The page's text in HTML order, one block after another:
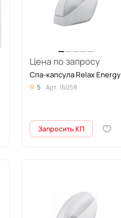
Цена по запросу
Спа-капсула Relax Energy
5 Арт. 16058
Запросить КП